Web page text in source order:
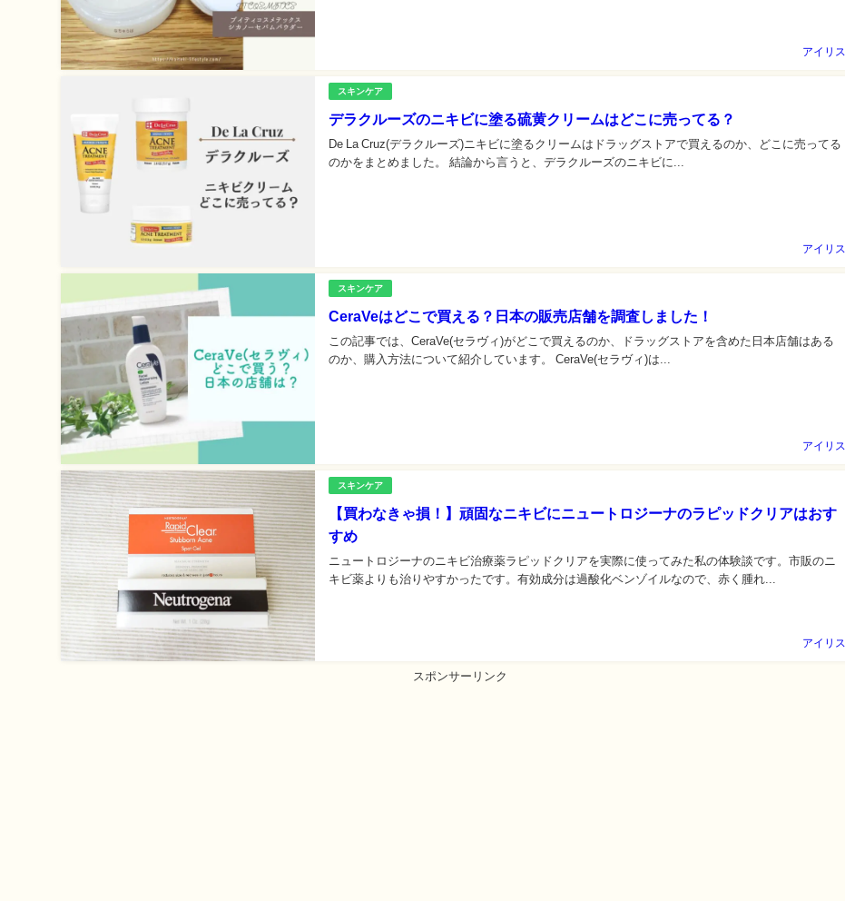
アイリス
スキンケア
デラクルーズのニキビに塗る硫黄クリームはどこに売ってる？
De La Cruz(デラクルーズ)ニキビに塗るクリームはドラッグストアで買えるのか、どこに売ってる
のかをまとめました。 結論から言うと、デラクルーズのニキビに...
アイリス
スキンケア
CeraVeはどこで買える？日本の販売店舗を調査しました！
この記事では、CeraVe(セラヴィ)がどこで買えるのか、ドラッグストアを含めた日本店舗はある
のか、購入方法について紹介しています。 CeraVe(セラヴィ)は...
アイリス
スキンケア
【買わなきゃ損！】頑固なニキビにニュートロジーナのラピッドクリアはおす
すめ
ニュートロジーナのニキビ治療薬ラピッドクリアを実際に使ってみた私の体験談です。市販のニ
キビ薬よりも治りやすかったです。有効成分は過酸化ベンゾイルなので、赤く腫れ...
アイリス
スポンサーリンク